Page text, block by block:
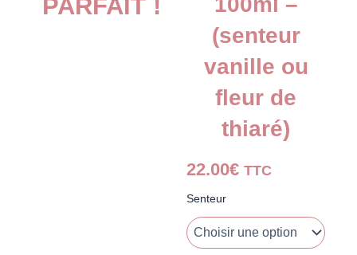
PARFAIT !
(senteur
vanille ou
fleur de
thiaré)
22.00€ TTC
Senteur
quantité
Huile
sèche